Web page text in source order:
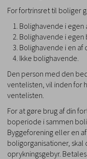
For fortrinsret til boliger
Bolighavende i egen
Bolighavende i egen
Bolighavende i en
Ikke bolighavende.
Den person med den
ventelisten, vil inden for
ventelisten.
For at gøre brug af din
boperiode i sammen
Byggeforening eller en
boligorganisationer,
oprykningsgebyr.